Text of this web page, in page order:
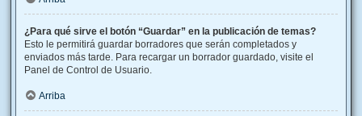
¿Para qué sirve el botón “Guardar” en la publicación de temas?
Esto le permitirá guardar borradores que serán completados y
enviados más tarde. Para recargar un borrador guardado, visite el
Panel de Control de Usuario.
Arriba